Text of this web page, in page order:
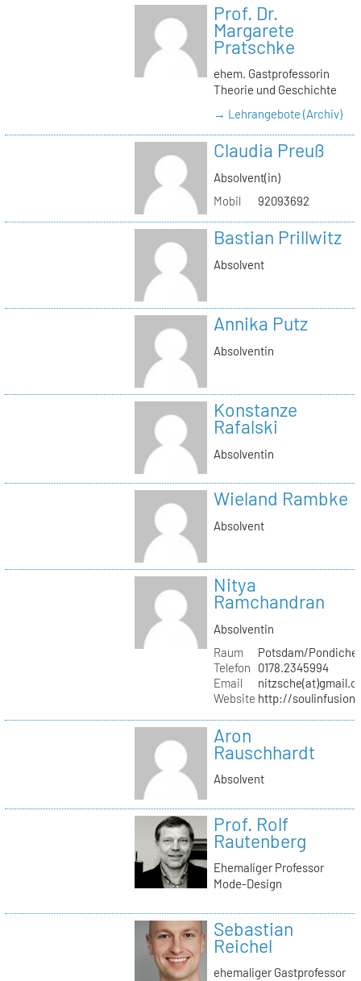
Prof. Dr.
Margarete
Pratschke
ehem. Gastprofessorin
Theorie und Geschichte
→ Lehrangebote (Archiv)
Claudia Preuß
Absolvent(in)
Mobil
92093692
Bastian Prillwitz
Absolvent
Annika Putz
Absolventin
Konstanze
Rafalski
Absolventin
Wieland Rambke
Absolvent
Nitya
Ramchandran
Absolventin
Raum
Potsdam/
Telefon
0178.2345994
Email
Website http://
Aron
Rauschhardt
Absolvent
Prof. Rolf
Rautenberg
Ehemaliger Professor
Mode-Design
Sebastian
Reichel
ehemaliger Gastprofessor